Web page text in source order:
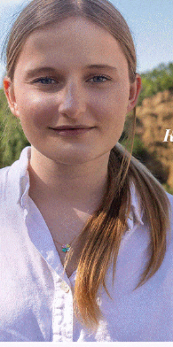
approvate le riduzioni
Tari per cittadini e
utenze non domestiche
Figline Incisa Valdarno
6 Agosto 2026
Ultime Calcio